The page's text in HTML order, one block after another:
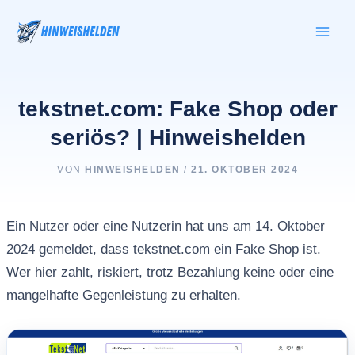
Inhalt
springen
tekstnet.com: Fake Shop oder
seriös? | Hinweishelden
VON HINWEISHELDEN / 21. OKTOBER 2024
Ein Nutzer oder eine Nutzerin hat uns am 14. Oktober
2024 gemeldet, dass tekstnet.com ein Fake Shop ist.
Wer hier zahlt, riskiert, trotz Bezahlung keine oder eine
mangelhafte Gegenleistung zu erhalten.